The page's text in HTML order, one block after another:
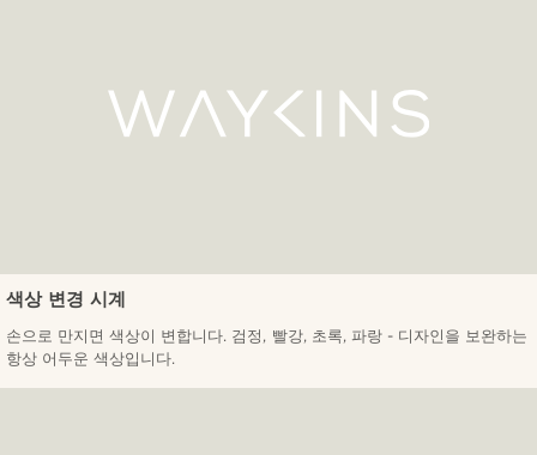
색상 변경 시계
손으로 만지면 색상이 변합니다. 검정, 빨강, 초록, 파랑 - 디자인을 보완하는
항상 어두운 색상입니다.